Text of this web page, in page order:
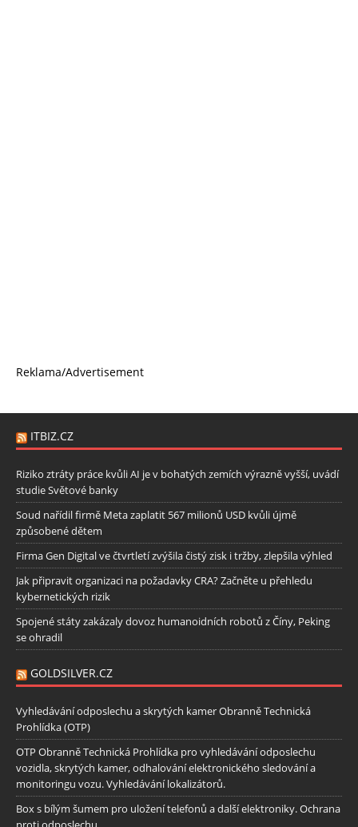
Reklama/Advertisement
ITBIZ.CZ
Riziko ztráty práce kvůli AI je v bohatých zemích výrazně vyšší, uvádí
studie Světové banky
Soud nařídil firmě Meta zaplatit 567 milionů USD kvůli újmě
způsobené dětem
Firma Gen Digital ve čtvrtletí zvýšila čistý zisk i tržby, zlepšila výhled
Jak připravit organizaci na požadavky CRA? Začněte u přehledu
kybernetických rizik
Spojené státy zakázaly dovoz humanoidních robotů z Číny, Peking
se ohradil
GOLDSILVER.CZ
Vyhledávání odposlechu a skrytých kamer Obranně Technická
Prohlídka (OTP)
OTP Obranně Technická Prohlídka pro vyhledávání odposlechu
vozidla, skrytých kamer, odhalování elektronického sledování a
monitoringu vozu. Vyhledávání lokalizátorů.
Box s bílým šumem pro uložení telefonů a další elektroniky. Ochrana